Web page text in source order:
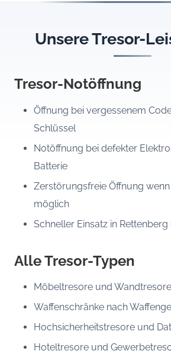
Unsere Tresor-
Tresor-Notöffnung
Öffnung bei vergessenem
Schlüssel
Notöffnung bei defekter
Batterie
Zerstörungsfreie Öffnung
möglich
Schneller Einsatz in
Alle Tresor-Typen
Möbeltresore und Wandtresore
Waffenschränke nach
Hochsicherheitstresore und
Hoteltresore und